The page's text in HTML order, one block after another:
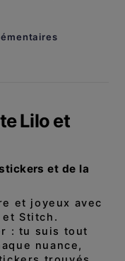
Lilo et
et de la
et joyeux avec
Stitch.
: tu suis tout
nuance,